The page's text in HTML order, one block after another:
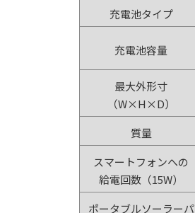
充電池タイプ
充電池容量
最大外形寸
（W×H×D）
質量
スマートフォンへの
給電回数（15W）
ポータブルソーラーパ